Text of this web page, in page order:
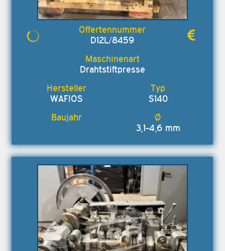
D12L/8459
Drahtstiftpresse
WAFIOS S140
3,1-4,6 mm